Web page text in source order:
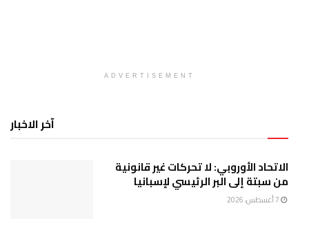
ADVERTISEMENT
آخر الاخبار
الاتحاد الأوروبي: لا تحركات غير قانونية
من سبتة إلى البر الرئيسي لإسبانيا